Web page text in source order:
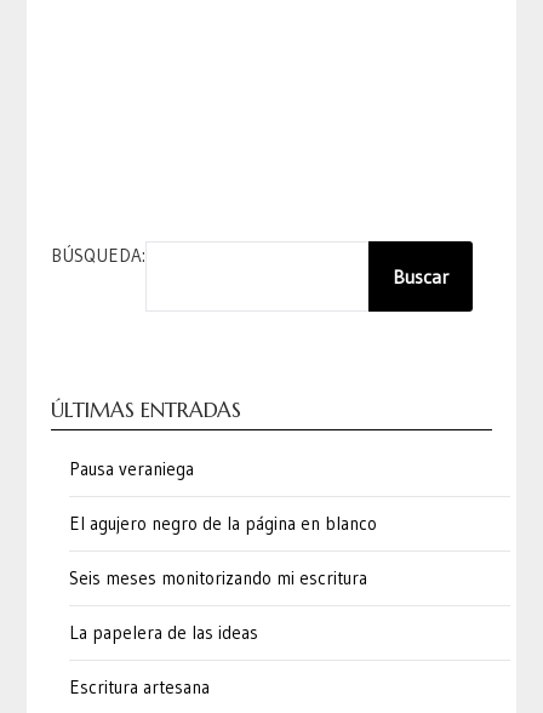
BÚSQUEDA:
Buscar
ÚLTIMAS ENTRADAS
Pausa veraniega
El agujero negro de la página en blanco
Seis meses monitorizando mi escritura
La papelera de las ideas
Escritura artesana